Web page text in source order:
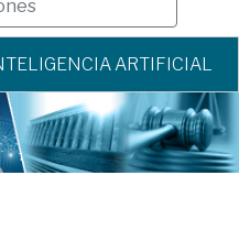
ARTIFICIAL